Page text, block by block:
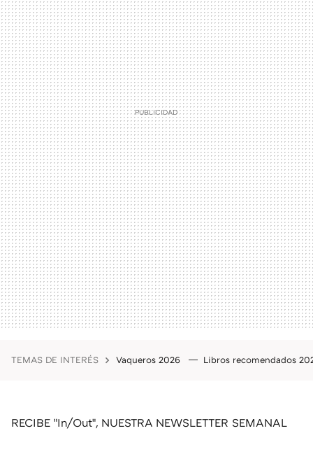
TEMAS DE INTERÉS Vaqueros 2026 Libros recomendados
RECIBE "In/Out", NUESTRA NEWSLETTER SEMANAL